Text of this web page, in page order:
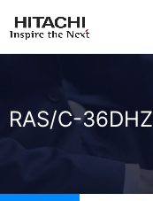
RAS/C-36DHZ